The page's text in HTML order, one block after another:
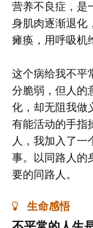
营养不良症，是
身肌肉逐渐退化
瘫痪，用呼吸机
这个病给我不平
分脆弱，但人的
化，却无阻我做
有能活动的手指
人，我加入了一
事。以同路人的
要的同路人。
生命感悟